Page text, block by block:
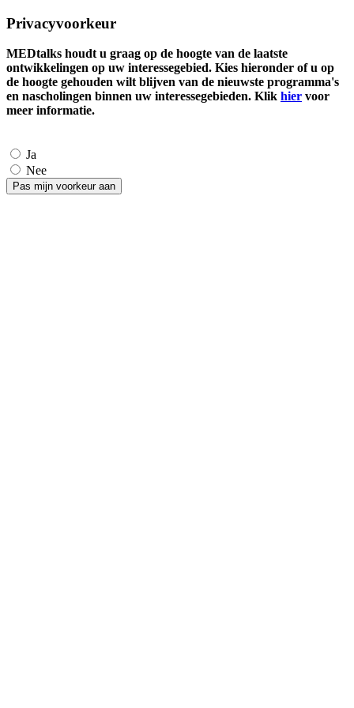
Privacyvoorkeur
MEDtalks houdt u graag op de hoogte van de laatste
ontwikkelingen op uw interessegebied. Kies hieronder of u op
de hoogte gehouden wilt blijven van de nieuwste programma's
en nascholingen binnen uw interessegebieden. Klik hier voor
meer informatie.
Ja
Nee